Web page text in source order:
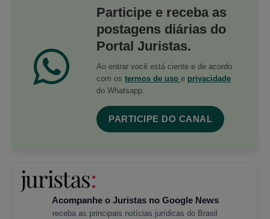
Participe e receba as
postagens diárias do
Portal Juristas.
Ao entrar você está ciente e de acordo
com os termos de uso e privacidade
do Whatsapp.
PARTICIPE DO CANAL
Acompanhe o Juristas no Google News
receba as principais notícias jurídicas do Brasil